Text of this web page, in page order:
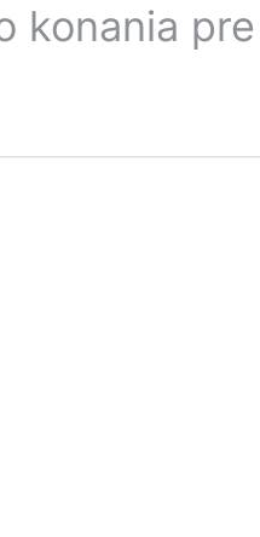
konania